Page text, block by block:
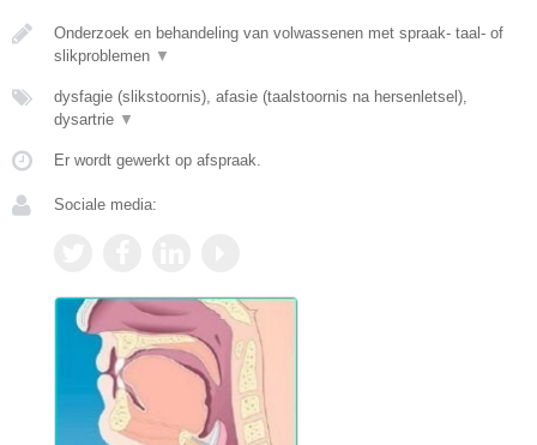
Onderzoek en behandeling van volwassenen met spraak- taal- of
slikproblemen ▼
dysfagie (slikstoornis), afasie (taalstoornis na hersenletsel),
dysartrie ▼
Er wordt gewerkt op afspraak.
Sociale media: